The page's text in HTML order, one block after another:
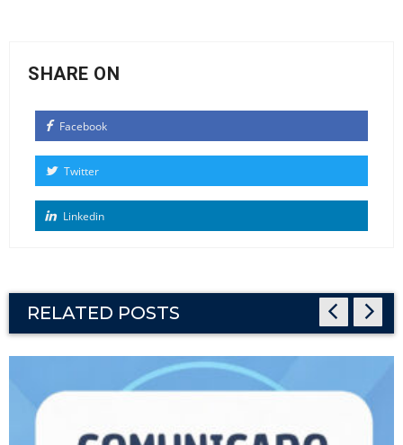
SHARE ON
Facebook
Twitter
Linkedin
RELATED POSTS